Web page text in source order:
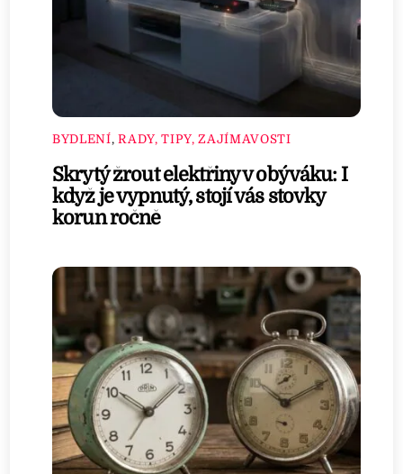
BYDLENÍ,RADY, TIPY, ZAJÍMAVOSTI
Skrytý žrout elektřiny v obýváku: I
když je vypnutý, stojí vás stovky
korun ročně